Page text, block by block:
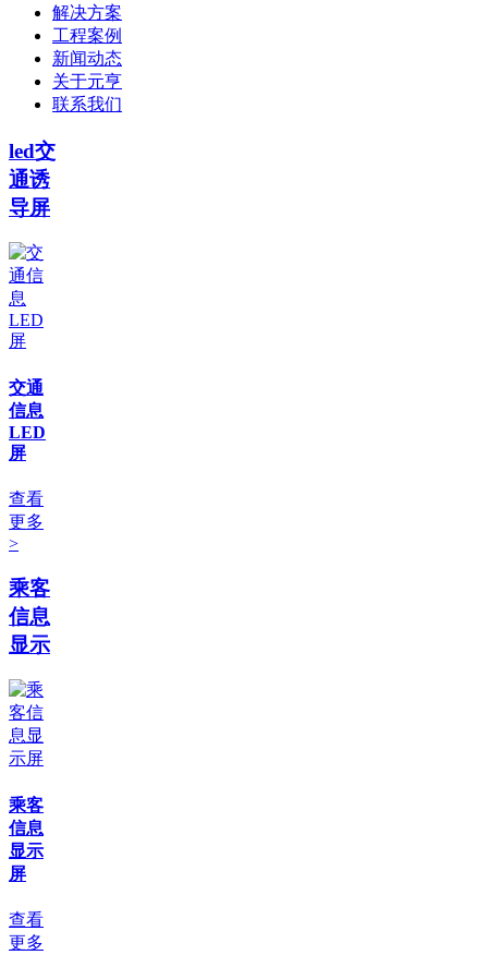
解决方案
工程案例
新闻动态
关于元亨
联系我们
led交
通诱
导屏
交通
信息
LED
屏
查看
更多
>
乘客
信息
显示
乘客
信息
显示
屏
查看
更多